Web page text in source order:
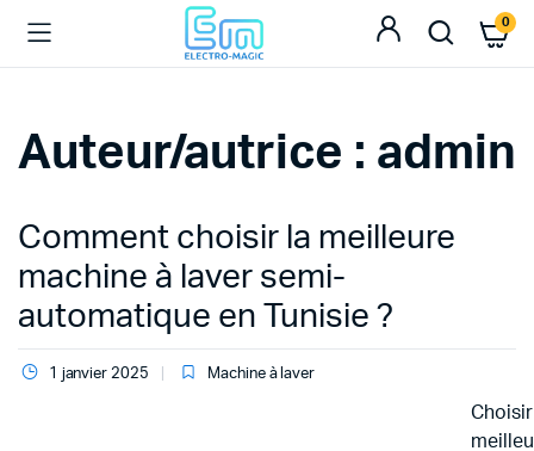
0
Auteur/autrice : admin
Comment choisir la meilleure
machine à laver semi-
automatique en Tunisie ?
1 janvier 2025 Machine à laver